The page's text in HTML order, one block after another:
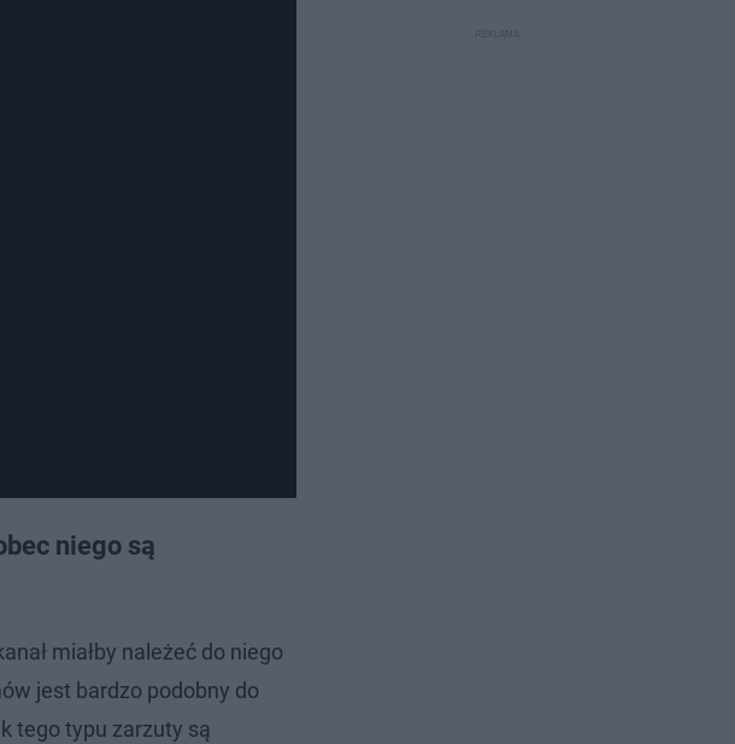
niego są
miałby należeć do niego
jest bardzo podobny do
tego typu zarzuty są